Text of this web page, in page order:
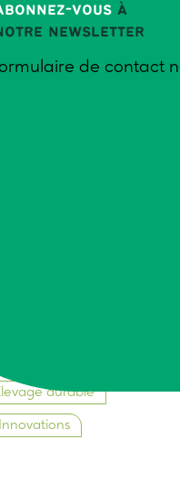
vous à
newsletter
de contact
(bovins,
équins). Aperçu
durable